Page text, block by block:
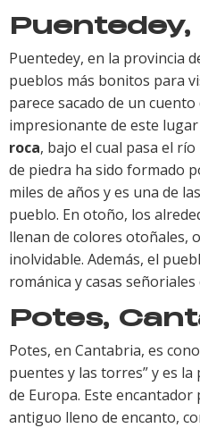
Puentedey, en la provincia
pueblos más bonitos para
parece sacado de un cuento
impresionante de este lugar
roca, bajo el cual pasa el
de piedra ha sido formado
miles de años y es una de
pueblo. En otoño, los
llenan de colores otoñales,
inolvidable. Además, el
románica y casas
Potes,
Potes, en Cantabria, es
puentes y las torres” y es
de Europa. Este
antiguo lleno de encanto,